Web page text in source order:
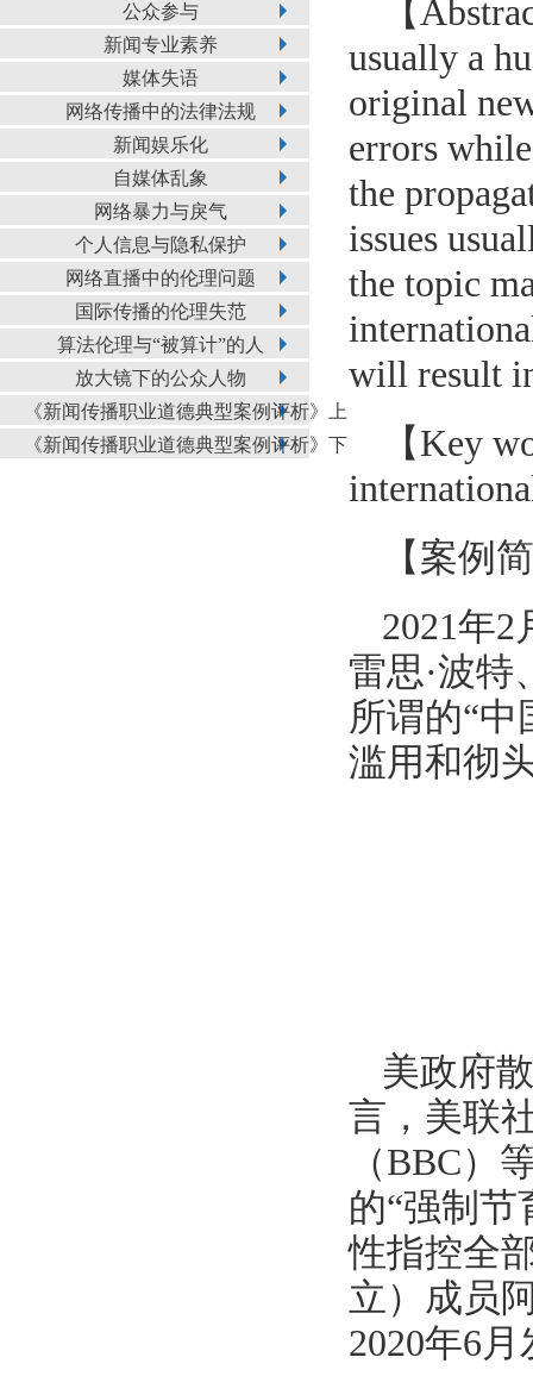
公众参与
新闻专业素养
媒体失语
网络传播中的法律法规
新闻娱乐化
自媒体乱象
网络暴力与戾气
个人信息与隐私保护
网络直播中的伦理问题
国际传播的伦理失范
算法伦理与“被算计”的人
放大镜下的公众人物
《新闻传播职业道德典型案例评析》上
《新闻传播职业道德典型案例评析》下
【
usually a
original
errors
the
issues
the topic
will result
【Key
【案例
2021年
雷思·波特
所谓的“
滥用和彻
美政府
言，美联
（BBC）
的“强制节
性指控全
立）成员
2020年6